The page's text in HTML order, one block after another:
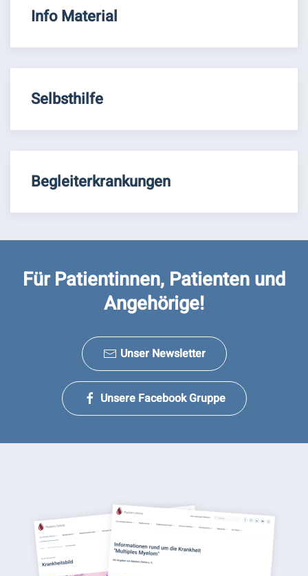
Info Material
Selbsthilfe
Begleiterkrankungen
Für Patientinnen, Patienten und
Angehörige!
Unser Newsletter
Unsere Facebook Gruppe